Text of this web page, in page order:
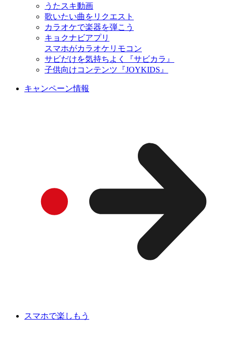
うたスキ動画
歌いたい曲をリクエスト
カラオケで楽器を弾こう
キョクナビアプリ
スマホがカラオケリモコン
サビだけを気持ちよく『サビカラ』
子供向けコンテンツ『JOYKIDS』
キャンペーン情報
スマホで楽しもう